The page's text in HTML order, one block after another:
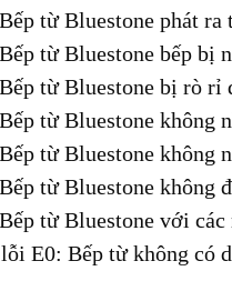
Bếp từ Bluestone phát ra
Bếp từ Bluestone bếp bị
Bếp từ Bluestone bị rò rỉ
Bếp từ Bluestone không
Bếp từ Bluestone không
Bếp từ Bluestone không
Bếp từ Bluestone với các
E0: Bếp từ không có